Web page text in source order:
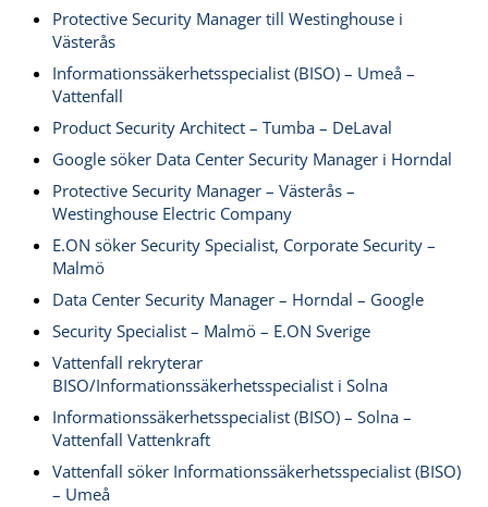
Protective Security Manager till Westinghouse i
Västerås
Informationssäkerhetsspecialist (BISO) – Umeå –
Vattenfall
Product Security Architect – Tumba – DeLaval
Google söker Data Center Security Manager i Horndal
Protective Security Manager – Västerås –
Westinghouse Electric Company
E.ON söker Security Specialist, Corporate Security –
Malmö
Data Center Security Manager – Horndal – Google
Security Specialist – Malmö – E.ON Sverige
Vattenfall rekryterar
BISO/Informationssäkerhetsspecialist i Solna
Informationssäkerhetsspecialist (BISO) – Solna –
Vattenfall Vattenkraft
Vattenfall söker Informationssäkerhetsspecialist (BISO)
– Umeå